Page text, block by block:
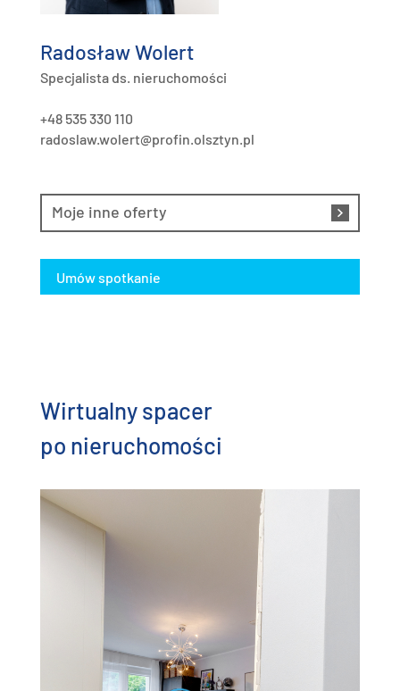
Radosław Wolert
Specjalista ds. nieruchomości
+48 535 330 110
radoslaw.wolert@profin.olsztyn.pl
Moje inne oferty
Umów spotkanie
Wirtualny spacer
po nieruchomości